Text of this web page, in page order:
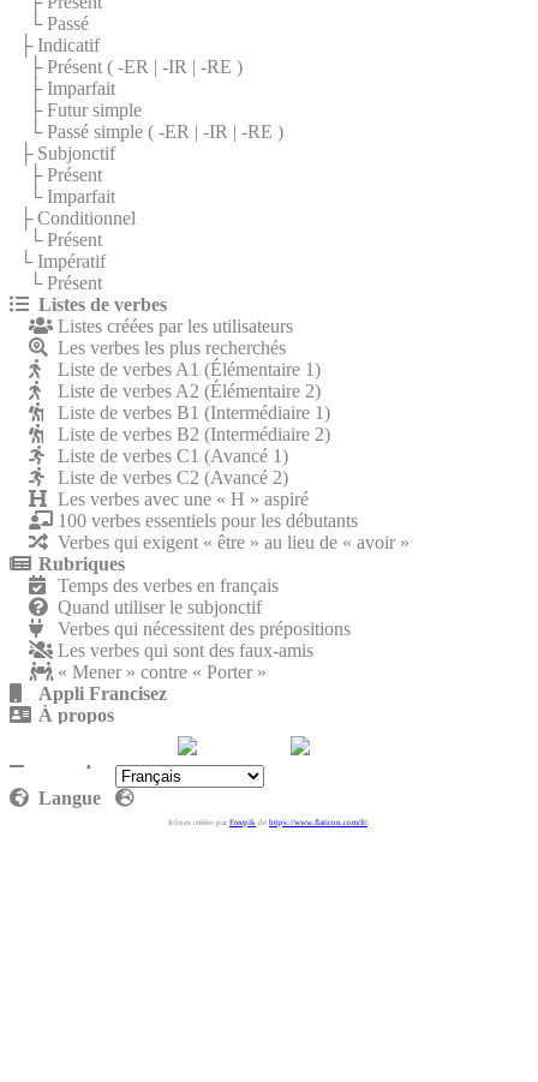
└ Passé
├ Indicatif
├ Présent ( -ER | -IR | -RE )
├ Imparfait
├ Futur simple
└ Passé simple ( -ER | -IR | -RE )
├ Subjonctif
├ Présent
└ Imparfait
├ Conditionnel
└ Présent
└ Impératif
└ Présent
Listes de verbes
Listes créées par les utilisateurs
Les verbes les plus recherchés
Liste de verbes A1 (Élémentaire 1)
Liste de verbes A2 (Élémentaire 2)
Liste de verbes B1 (Intermédiaire 1)
Liste de verbes B2 (Intermédiaire 2)
Liste de verbes C1 (Avancé 1)
Liste de verbes C2 (Avancé 2)
Les verbes avec une « H » aspiré
100 verbes essentiels pour les débutants
Verbes qui exigent « être » au lieu de « avoir »
Rubriques
Temps des verbes en français
Quand utiliser le subjonctif
Verbes qui nécessitent des prépositions
Les verbes qui sont des faux-amis
« Mener » contre « Porter »
Appli Francisez
À propos
Politique de confidentialité
Langue
Icônes créées par Freepik de https://www.flaticon.com/fr/.